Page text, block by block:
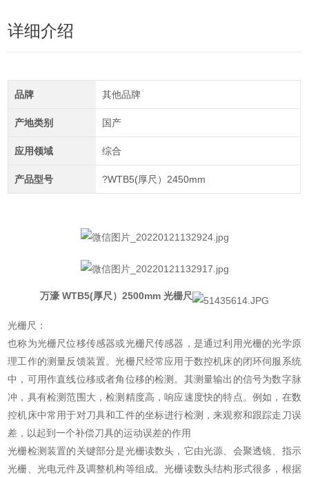
详细介绍
品牌 其他品牌
产地类别 国产
应用领域 综合
产品型号 ?WTB5(厚尺）2450mm
万濠 WTB5(厚尺）2500mm 光栅尺
光栅尺：
也称为光栅尺位移传感器或光栅尺传感器，是通过利用光栅的光学原
理工作的测量反馈装置。光栅尺经常应用于数控机床的闭环伺服系统
中，可用作直线位移或者角位移的检测。其测量输出的信号为数字脉
冲，具有检测范围大，检测精度高，响应速度快的特点。例如，在数
控机床中常用于对刀具和工件的坐标进行检测，来观察和跟踪走刀误
差，以起到一个补偿刀具的运动误差的作用
光栅检测装置的关键部分是光栅读数头，它由光源、会聚透镜、指示
光栅、光电元件及调整机构等组成。光栅读数头结构形式很多，根据